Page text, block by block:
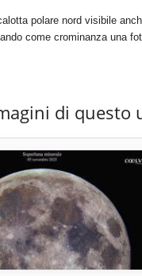
polare nord visibile
come crominanza una
di questo